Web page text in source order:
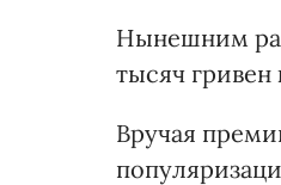
Нынешним
тысяч гривен
Вручая